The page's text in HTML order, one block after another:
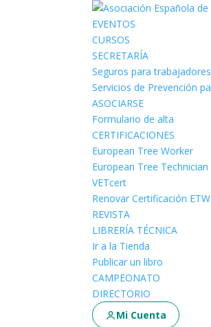
EVENTOS
CURSOS
SECRETARÍA
Seguros para
Servicios de Prevención
ASOCIARSE
Formulario de alta
CERTIFICACIONES
European Tree Worker
European Tree Technician
VETcert
Renovar Certificación ETW
REVISTA
LIBRERÍA TÉCNICA
Ir a la Tienda
Publicar un libro
CAMPEONATO
DIRECTORIO
Mi Cuenta